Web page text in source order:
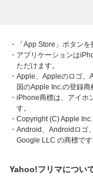
・「App Store」ボタン
・アプリケーションは
ただけます。
・Apple、Appleのロゴ
国のApple Inc.の登録商
・iPhone商標は、アイホ
す。
・Copyright (C) Apple
・Android、Androidロゴ
Google LLC の商標です
Yahoo!フリマについ